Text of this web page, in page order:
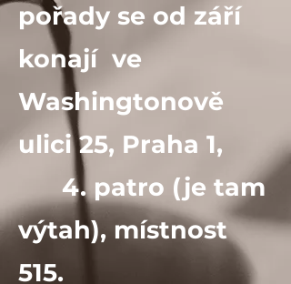
pořady se od září
konají ve
Washingtonově
ulici 25, Praha 1,
4. patro (je tam
výtah), místnost
515.